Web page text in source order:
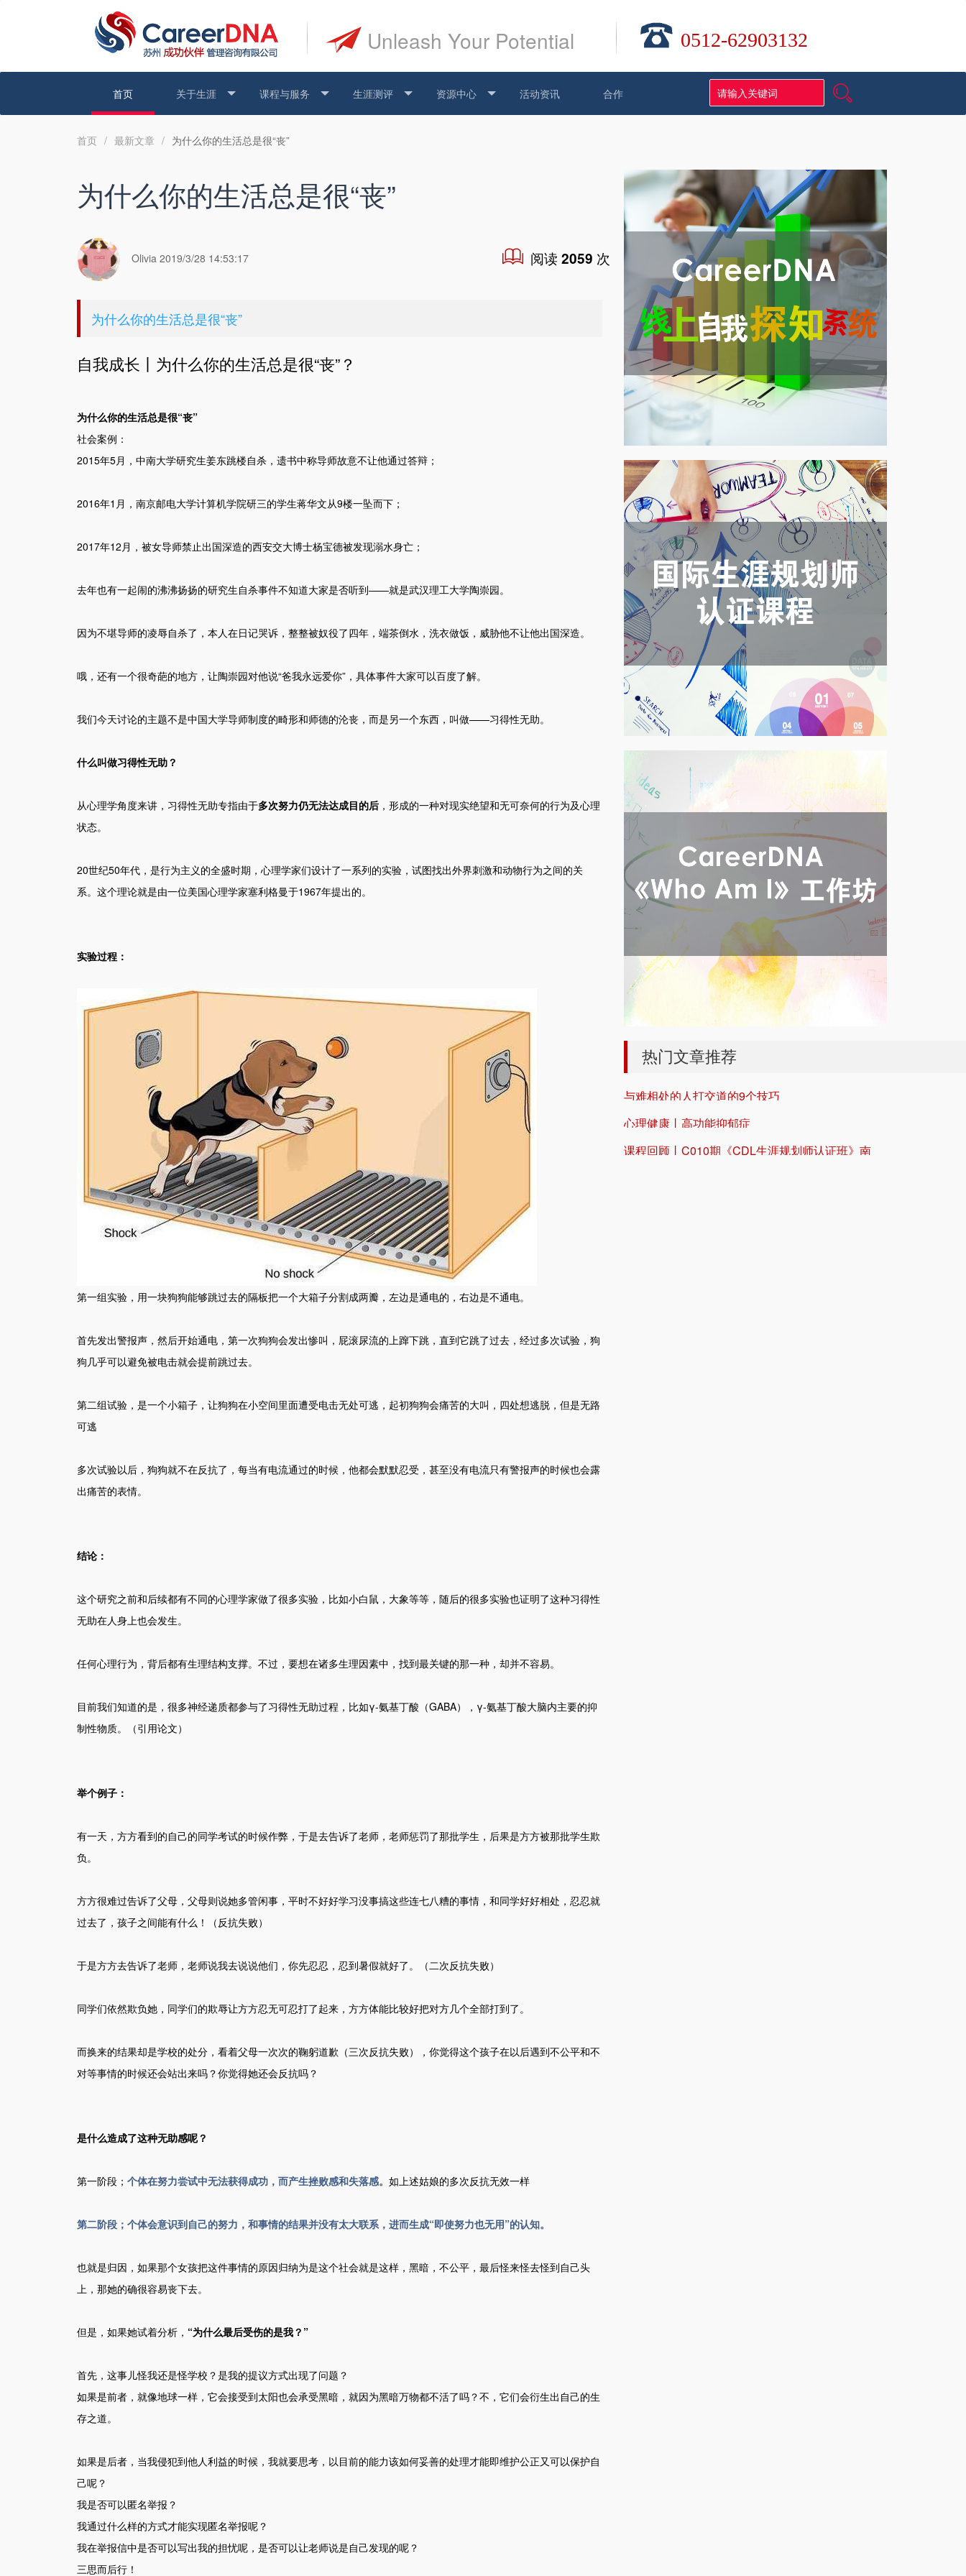
Unleash Your Potential 0512-62903132
首页 关于生涯 课程与服务 生涯测评 资源中心 活动资讯 合作
首页 / 最新文章 / 为什么你的生活总是很“丧”
为什么你的生活总是很“丧”
Olivia 2019/3/28 14:53:17 阅读 2059 次
为什么你的生活总是很“丧”
自我成长丨为什么你的生活总是很“丧”？
为什么你的生活总是很“丧”
社会案例：
2015年5月，中南大学研究生姜东跳楼自杀，遗书中称导师故意不让他通过答辩；
2016年1月，南京邮电大学计算机学院研三的学生蒋华文从9楼一坠而下；
2017年12月，被女导师禁止出国深造的西安交大博士杨宝德被发现溺水身亡；
去年也有一起闹的沸沸扬扬的研究生自杀事件不知道大家是否听到——就是武汉理工大学陶崇园。
因为不堪导师的凌辱自杀了，本人在日记哭诉，整整被奴役了四年，端茶倒水，洗衣做饭，威胁他不让他出国深造。
哦，还有一个很奇葩的地方，让陶崇园对他说“爸我永远爱你”，具体事件大家可以百度了解。
我们今天讨论的主题不是中国大学导师制度的畸形和师德的沦丧，而是另一个东西，叫做——习得性无助。
什么叫做习得性无助？
从心理学角度来讲，习得性无助专指由于多次努力仍无法达成目的后 ，形成的一种对现实绝望和无可奈何的行为及心理
状态。
20世纪50年代，是行为主义的全盛时期，心理学家们设计了一系列的实验，试图找出外界刺激和动物行为之间的关
系。这个理论就是由一位美国心理学家塞利格曼于1967年提出的。
实验过程：
第一组实验，用一块狗狗能够跳过去的隔板把一个大箱子分割成两瓣，左边是通电的，右边是不通电。
首先发出警报声，然后开始通电，第一次狗狗会发出惨叫，屁滚尿流的上蹿下跳，直到它跳了过去，经过多次试验，狗
狗几乎可以避免被电击就会提前跳过去。
第二组试验，是一个小箱子，让狗狗在小空间里面遭受电击无处可逃，起初狗狗会痛苦的大叫，四处想逃脱，但是无路
可逃
多次试验以后，狗狗就不在反抗了，每当有电流通过的时候，他都会默默忍受，甚至没有电流只有警报声的时候也会露
出痛苦的表情。
结论：
这个研究之前和后续都有不同的心理学家做了很多实验，比如小白鼠，大象等等，随后的很多实验也证明了这种习得性
无助在人身上也会发生。
任何心理行为，背后都有生理结构支撑。不过，要想在诸多生理因素中，找到最关键的那一种，却并不容易。
目前我们知道的是，很多神经递质都参与了习得性无助过程，比如γ-氨基丁酸（GABA），γ-氨基丁酸大脑内主要的抑
制性物质。（引用论文）
举个例子：
有一天，方方看到的自己的同学考试的时候作弊，于是去告诉了老师，老师惩罚了那批学生，后果是方方被那批学生欺
负。
方方很难过告诉了父母，父母则说她多管闲事，平时不好好学习没事搞这些连七八糟的事情，和同学好好相处，忍忍就
过去了，孩子之间能有什么！（反抗失败）
于是方方去告诉了老师，老师说我去说说他们，你先忍忍，忍到暑假就好了。（二次反抗失败）
同学们依然欺负她，同学们的欺辱让方方忍无可忍打了起来，方方体能比较好把对方几个全部打到了。
而换来的结果却是学校的处分，看着父母一次次的鞠躬道歉（三次反抗失败），你觉得这个孩子在以后遇到不公平和不
对等事情的时候还会站出来吗？你觉得她还会反抗吗？
是什么造成了这种无助感呢？
第一阶段； 个体在努力尝试中无法获得成功，而产生挫败感和失落感。 如上述姑娘的多次反抗无效一样
第二阶段；个体会意识到自己的努力，和事情的结果并没有太大联系，进而生成“即使努力也无用”的认知。
也就是归因，如果那个女孩把这件事情的原因归纳为是这个社会就是这样，黑暗，不公平，最后怪来怪去怪到自己头
上，那她的确很容易丧下去。
但是，如果她试着分析， “为什么最后受伤的是我？”
首先，这事儿怪我还是怪学校？是我的提议方式出现了问题？
如果是前者，就像地球一样，它会接受到太阳也会承受黑暗，就因为黑暗万物都不活了吗？不，它们会衍生出自己的生
存之道。
如果是后者，当我侵犯到他人利益的时候，我就要思考，以目前的能力该如何妥善的处理才能即维护公正又可以保护自
己呢？
我是否可以匿名举报？
我通过什么样的方式才能实现匿名举报呢？
我在举报信中是否可以写出我的担忧呢，是否可以让老师说是自己发现的呢？
三思而后行！
热门文章推荐
与难相处的人打交道的9个技巧
心理健康丨高功能抑郁症
课程回顾丨C010期《CDL生涯规划师认证班》南